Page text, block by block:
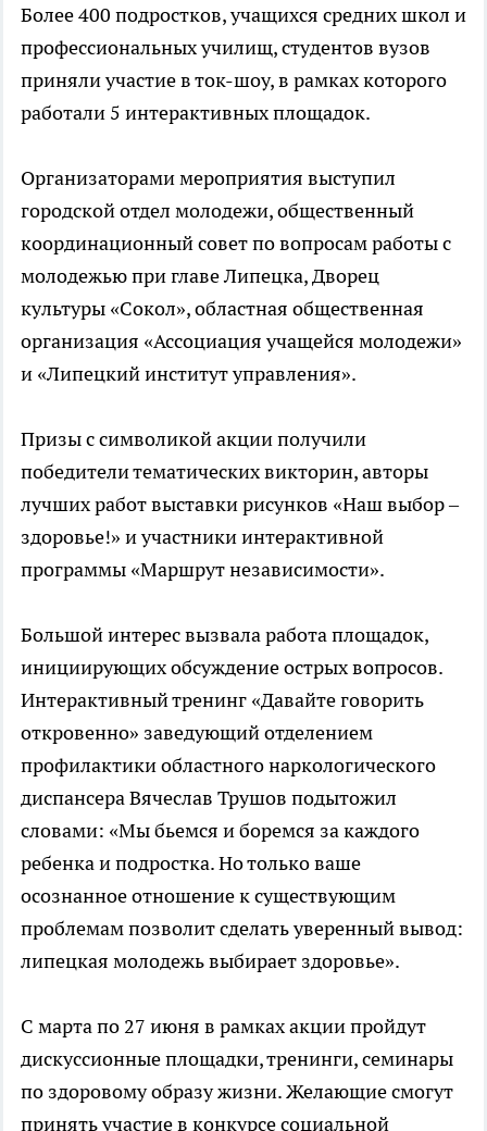
Более 400 подростков, учащихся средних школ и
профессиональных училищ, студентов вузов
приняли участие в ток-шоу, в рамках которого
работали 5 интерактивных площадок.
Организаторами мероприятия выступил
городской отдел молодежи, общественный
координационный совет по вопросам работы с
молодежью при главе Липецка, Дворец
культуры «Сокол», областная общественная
организация «Ассоциация учащейся молодежи»
и «Липецкий институт управления».
Призы с символикой акции получили
победители тематических викторин, авторы
лучших работ выставки рисунков «Наш выбор –
здоровье!» и участники интерактивной
программы «Маршрут независимости».
Большой интерес вызвала работа площадок,
инициирующих обсуждение острых вопросов.
Интерактивный тренинг «Давайте говорить
откровенно» заведующий отделением
профилактики областного наркологического
диспансера Вячеслав Трушов подытожил
словами: «Мы бьемся и боремся за каждого
ребенка и подростка. Но только ваше
осознанное отношение к существующим
проблемам позволит сделать уверенный вывод:
липецкая молодежь выбирает здоровье».
С марта по 27 июня в рамках акции пройдут
дискуссионные площадки, тренинги, семинары
по здоровому образу жизни. Желающие смогут
принять участие в конкурсе социальной